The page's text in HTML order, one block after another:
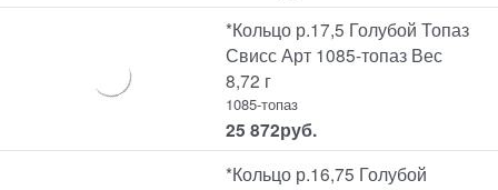
*Кольцо р.17,5 Голубой Топаз
Свисс Арт 1085-топаз Вес
8,72 г
1085-топаз
25 872руб.
*Кольцо р.16,75 Голубой